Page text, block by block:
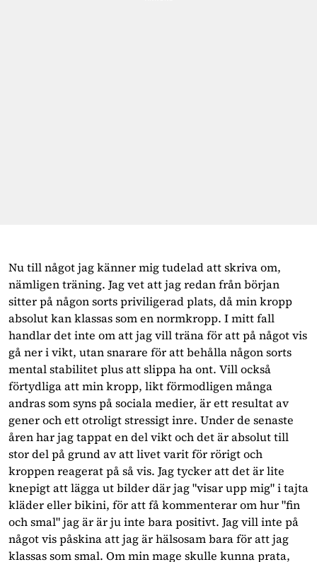
Nu till något jag känner mig tudelad att skriva om,
nämligen träning. Jag vet att jag redan från början
sitter på någon sorts priviligerad plats, då min kropp
absolut kan klassas som en normkropp. I mitt fall
handlar det inte om att jag vill träna för att på något vis
gå ner i vikt, utan snarare för att behålla någon sorts
mental stabilitet plus att slippa ha ont. Vill också
förtydliga att min kropp, likt förmodligen många
andras som syns på sociala medier, är ett resultat av
gener och ett otroligt stressigt inre. Under de senaste
åren har jag tappat en del vikt och det är absolut till
stor del på grund av att livet varit för rörigt och
kroppen reagerat på så vis. Jag tycker att det är lite
knepigt att lägga ut bilder där jag "visar upp mig" i tajta
kläder eller bikini, för att få kommenterar om hur "fin
och smal" jag är är ju inte bara positivt. Jag vill inte på
något vis påskina att jag är hälsosam bara för att jag
klassas som smal. Om min mage skulle kunna prata,